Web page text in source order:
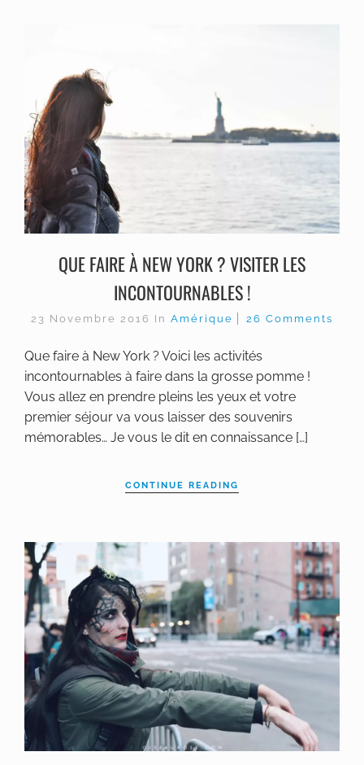
QUE FAIRE À NEW YORK ? VISITER LES
INCONTOURNABLES !
23 Novembre 2016 In Amérique 26 Comments
Que faire à New York ? Voici les activités
incontournables à faire dans la grosse pomme !
Vous allez en prendre pleins les yeux et votre
premier séjour va vous laisser des souvenirs
mémorables… Je vous le dit en connaissance […]
CONTINUE READING